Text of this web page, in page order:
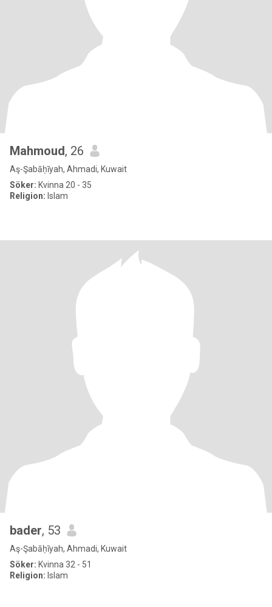
Mahmoud, 26
Aş-Şabāḥīyah, Ahmadi, Kuwait
Söker: Kvinna 20 - 35
Religion: Islam
bader, 53
Aş-Şabāḥīyah, Ahmadi, Kuwait
Söker: Kvinna 32 - 51
Religion: Islam